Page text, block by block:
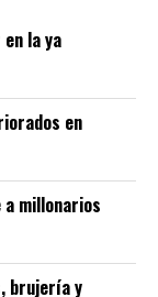
la ya
en
a millonarios
brujería y